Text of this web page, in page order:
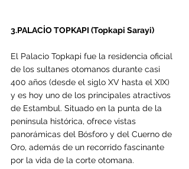
3.PALACİO TOPKAPI (Topkapi Sarayi)
El Palacio Topkapi fue la residencia oficial
de los sultanes otomanos durante casi
400 años (desde el siglo XV hasta el XIX)
y es hoy uno de los principales atractivos
de Estambul. Situado en la punta de la
península histórica, ofrece vistas
panorámicas del Bósforo y del Cuerno de
Oro, además de un recorrido fascinante
por la vida de la corte otomana.